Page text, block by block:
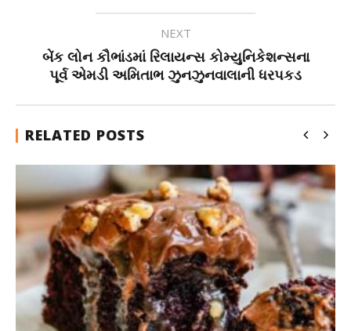
NEXT
બેંક લોન કૌભાંડમાં રિલાયન્સ કોમ્યુનિકેશન્સના
પૂર્વ એમડી અમિતાભ ઝુનઝુનવાલાની ધરપકડ
RELATED POSTS